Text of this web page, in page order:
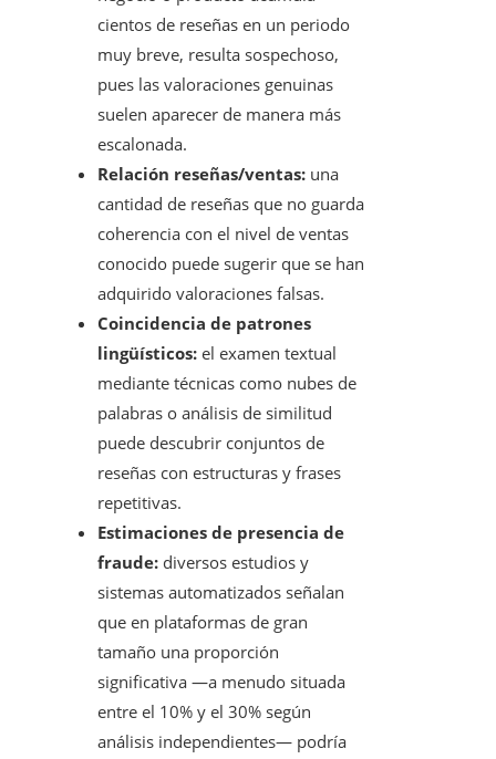
cientos de reseñas en un periodo
muy breve, resulta sospechoso,
pues las valoraciones genuinas
suelen aparecer de manera más
escalonada.
Relación reseñas/ventas: una
cantidad de reseñas que no guarda
coherencia con el nivel de ventas
conocido puede sugerir que se han
adquirido valoraciones falsas.
Coincidencia de patrones
lingüísticos: el examen textual
mediante técnicas como nubes de
palabras o análisis de similitud
puede descubrir conjuntos de
reseñas con estructuras y frases
repetitivas.
Estimaciones de presencia de
fraude: diversos estudios y
sistemas automatizados señalan
que en plataformas de gran
tamaño una proporción
significativa —a menudo situada
entre el 10% y el 30% según
análisis independientes— podría